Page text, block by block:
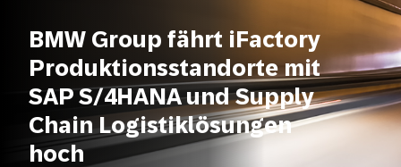
BMW Group fährt iFactory
Produktionsstandorte mit
SAP S/4HANA und Supply
Chain Logistiklösungen
hoch